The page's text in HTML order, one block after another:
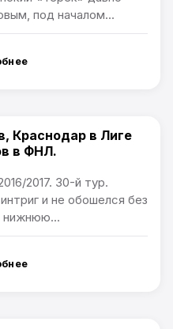
под началом...
Краснодар в Лиге
в ФНЛ.
2017. 30-й тур.
и не обошелся без
нижнюю...